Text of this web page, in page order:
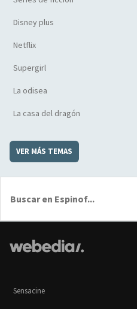
Disney plus
Netflix
Supergirl
La odisea
La casa del dragón
VER MÁS TEMAS
Sensacine